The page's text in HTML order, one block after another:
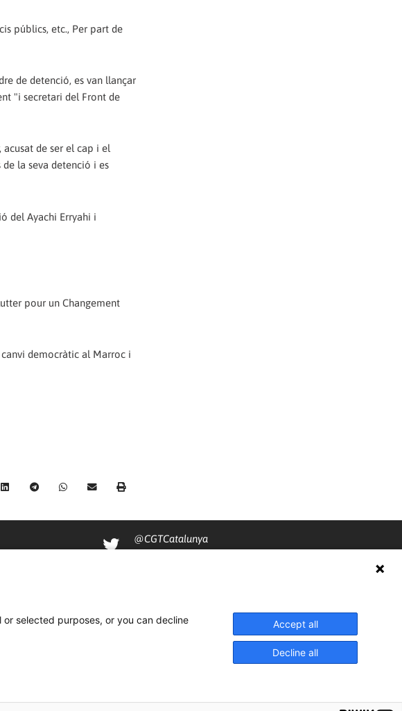
públics, etc., Per part de
de detenció, es van llançar
"i secretari del Front de
de ser el cap i el
la seva detenció i es
del Ayachi Erryahi i
pour un Changement
democràtic al Marroc i
@CGTCatalunya
cgtcatalunya
selected purposes, or you can decline
Accept all
Decline all